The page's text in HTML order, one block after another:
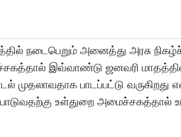
நடைபெறும் அனைத்து அரசு
இவ்வாண்டு ஜனவரி
முதலாவதாக பாடப்பட்டு வருகிறது
உள்துறை அமைச்சகத்தால்